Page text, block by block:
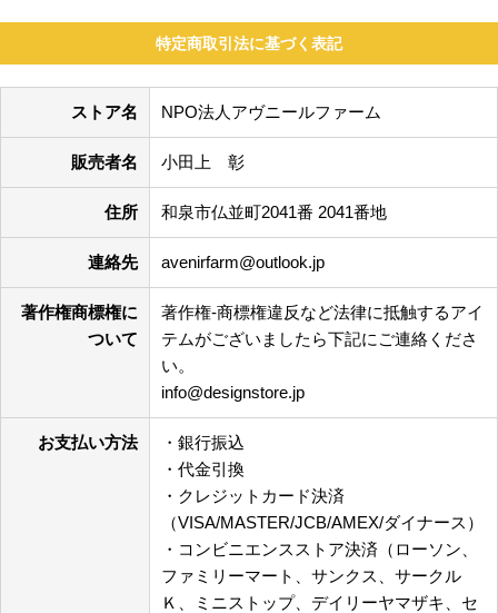
特定商取引法に基づく表記
ストア名 NPO法人アヴニールファーム
販売者名 小田上 彰
住所 和泉市仏並町2041番 2041番地
連絡先 avenirfarm@outlook.jp
著作権商標権に
ついて
著作権-商標権違反など法律に抵触するアイ
テムがございましたら下記にご連絡くださ
い。
info@designstore.jp
お支払い方法
・銀行振込
・代金引換
・クレジットカード決済
（VISA/MASTER/JCB/AMEX/ダイナース）
・コンビニエンスストア決済（ローソン、
ファミリーマート、サンクス、サークル
Ｋ、ミニストップ、デイリーヤマザキ、セ